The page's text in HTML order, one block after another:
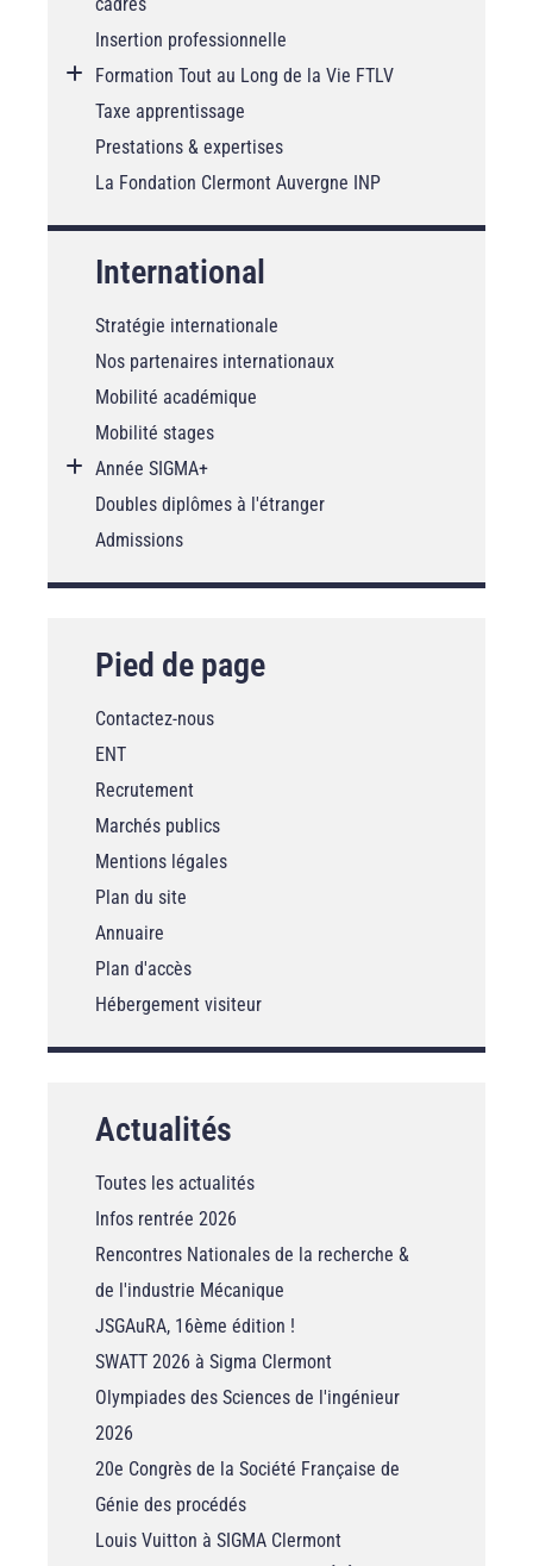
Insertion professionnelle
Formation Tout au Long de la Vie FTLV
Taxe apprentissage
Prestations & expertises
La Fondation Clermont Auvergne INP
International
Stratégie internationale
Nos partenaires internationaux
Mobilité académique
Mobilité stages
Année SIGMA+
Doubles diplômes à l'étranger
Admissions
Pied de page
Contactez-nous
ENT
Recrutement
Marchés publics
Mentions légales
Plan du site
Annuaire
Plan d'accès
Hébergement visiteur
Actualités
Toutes les actualités
Infos rentrée 2026
Rencontres Nationales de la recherche &
de l'industrie Mécanique
JSGAuRA, 16ème édition !
SWATT 2026 à Sigma Clermont
Olympiades des Sciences de l'ingénieur
2026
20e Congrès de la Société Française de
Génie des procédés
Louis Vuitton à SIGMA Clermont